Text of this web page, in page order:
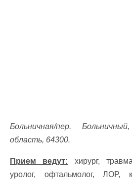
Больничная/пер.
область, 64300.
Прием ведут: хирург,
уролог, офтальмолог, ЛОР,